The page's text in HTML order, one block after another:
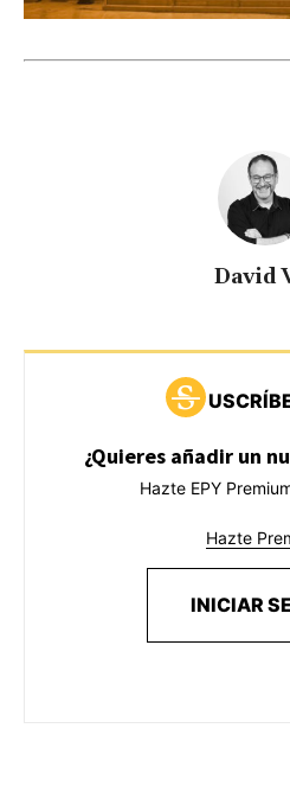
David
¿Quieres añadir un
Hazte EPY
Hazte
INICIAR